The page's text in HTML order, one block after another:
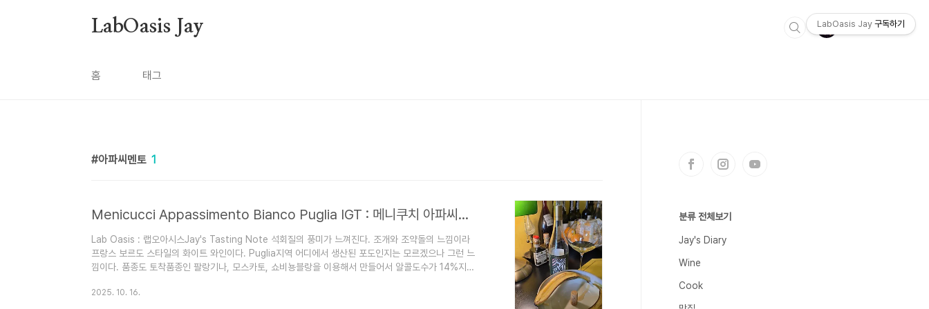
LabOasis Jay
홈 태그
아파씨멘토 1
Menicucci Appassimento Bianco Puglia IGT : 메니쿠치 아파씨멘토 비앙코 풀리아 2024
Lab Oasis : 랩오아시스Jay's Tasting Note 석회질의 풍미가 느껴진다. 조개와 조약돌의 느낌이라
프랑스 보르도 스타일의 화이트 와인이다. Puglia지역 어디에서 생산된 포도인지는 모르겠으나 그런 느
낌이다. 품종도 토착품종인 팔랑기나, 모스카토, 쇼비뇽블랑을 이용해서 만들어서 알콜도수가 14%지만
트와인이다. 개인적으로는 좀더 바디감이 있는 스타일을 찾고있었지만 복합적인 풍미.. 생각보다는 깔
2025. 10. 16.
분류 전체보기
Jay's Diary
Wine
Cook
LabOasis Jay 구독하기